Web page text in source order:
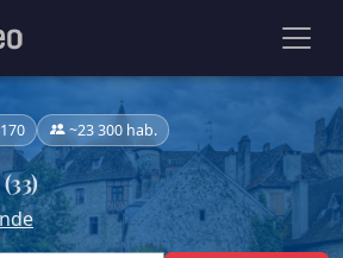
~23 300 hab.
(33)